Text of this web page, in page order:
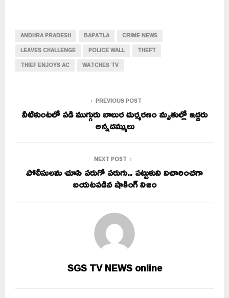
ANDHRA PRADESH BAPATLA
CRIME NEWS
LEAVES CHALLENGE
POLICE WALL
THEFT
THIEF ENJOYS AC
WATCHES TV
PREVIOUS POST
నీటికుంటలో పడి ముగ్గురు బాలుర దుర్మరణం మృతుల్లో ఇద్దరు
అన్నదమ్ములు
NEXT POST
పోలీసులను చూసి పరుగో పరుగు.. పట్టుకుని విచారించగా
బయటపడిన షాకింగ్ నిజం
SGS TV NEWS online